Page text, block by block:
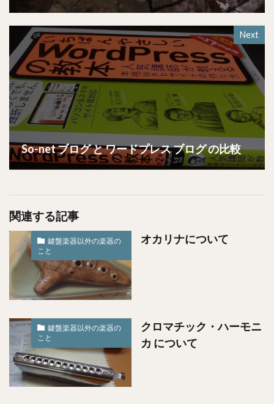
Next
So-net ブログ と ワードプレス ブログ の比較
関連する記事
鍵盤楽器以外の楽器の
こと
オカリナについて
鍵盤楽器以外の楽器の
こと
クロマチック・ハーモニ
カ について